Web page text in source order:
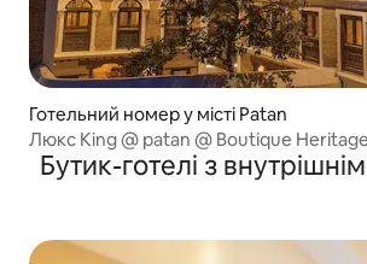
Готельний номер у місті Patan
Люкс King @ patan @ Boutique
Бутик-готелі з